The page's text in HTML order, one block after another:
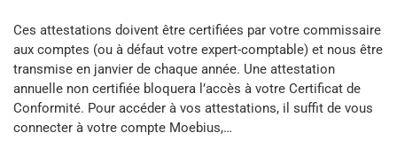
Ces attestations doivent être certifiées par votre commissaire
aux comptes (ou à défaut votre expert-comptable) et nous être
transmise en janvier de chaque année. Une attestation
annuelle non certifiée bloquera l’accès à votre Certificat de
Conformité. Pour accéder à vos attestations, il suffit de vous
connecter à votre compte Moebius,…